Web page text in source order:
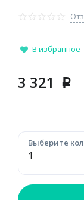
В избранное
3 321 p
Выберите